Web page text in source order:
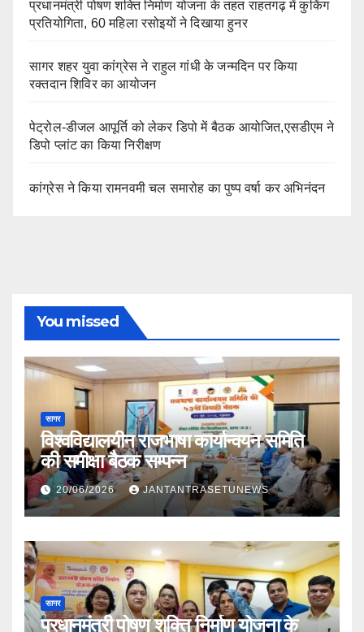
प्रधानमंत्री पोषण शक्ति निर्माण योजना के तहत राहतगढ़ में कुकिंग
प्रतियोगिता, 60 महिला रसोइयों ने दिखाया हुनर
सागर शहर युवा कांग्रेस ने राहुल गांधी के जन्मदिन पर किया
रक्तदान शिविर का आयोजन
पेट्रोल-डीजल आपूर्ति को लेकर डिपो में बैठक आयोजित,एसडीएम ने
डिपो प्लांट का किया निरीक्षण
कांग्रेस ने किया रामनवमी चल समारोह का पुष्प वर्षा कर अभिनंदन
You missed
सागर
विश्वविद्यालयीन राजभाषा कार्यान्वयन समिति
की समीक्षा बैठक सम्पन्न
20/06/2026 JANTANTRASETUNEWS
सागर
प्रधानमंत्री पोषण शक्ति निर्माण योजना के